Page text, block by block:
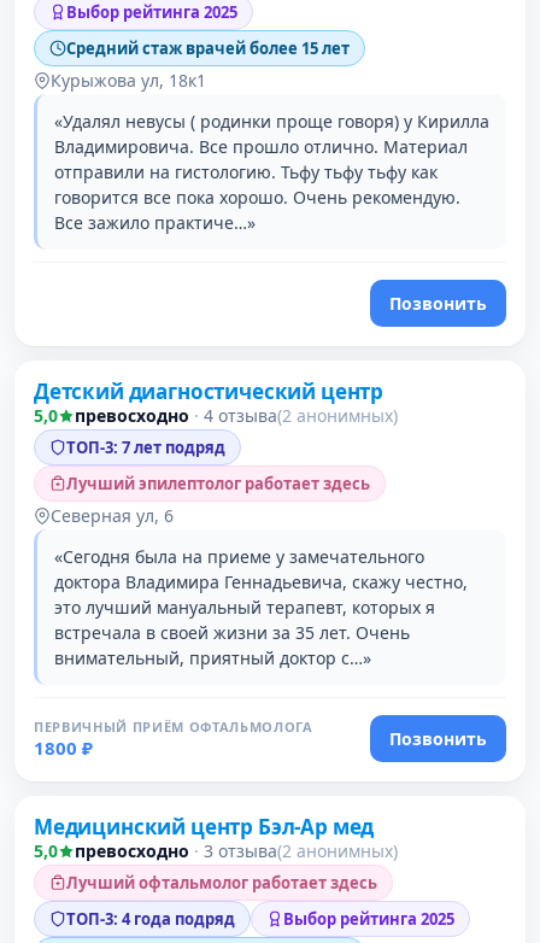
Выбор рейтинга 2025
Средний стаж врачей более 15 лет
Курыжова ул, 18к1
«Удалял невусы ( родинки проще говоря) у Кирилла
Владимировича. Все прошло отлично. Материал
отправили на гистологию. Тьфу тьфу тьфу как
говорится все пока хорошо. Очень рекомендую.
Все зажило практиче…»
Позвонить
2 место в рейтинге
Детский диагностический центр
5,0 превосходно · 4 отзыва(2 анонимных)
ТОП-3: 7 лет подряд
Лучший эпилептолог работает здесь
Северная ул, 6
«Сегодня была на приеме у замечательного
доктора Владимира Геннадьевича, скажу честно,
это лучший мануальный терапевт, которых я
встречала в своей жизни за 35 лет. Очень
внимательный, приятный доктор с…»
ПЕРВИЧНЫЙ ПРИЁМ ОФТАЛЬМОЛОГА
1800 ₽ Позвонить
3 место в рейтинге
Медицинский центр Бэл-Ар мед
5,0 превосходно · 3 отзыва(2 анонимных)
Лучший офтальмолог работает здесь
ТОП-3: 4 года подряд
Выбор рейтинга 2025